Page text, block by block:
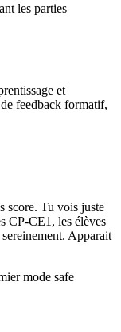
les parties
et
feedback formatif,
score. Tu vois juste
CP-CE1, les élèves
Apparait
mode safe